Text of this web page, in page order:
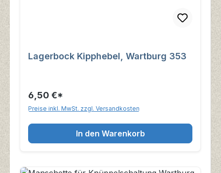
Lagerbock Kipphebel, Wartburg 353
6,50 €*
Preise inkl. MwSt. zzgl. Versandkosten
In den Warenkorb